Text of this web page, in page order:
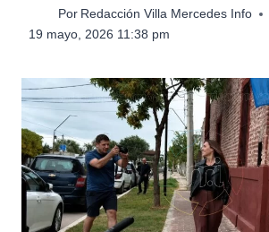
Por Redacción Villa Mercedes Info
19 mayo, 2026 11:38 pm